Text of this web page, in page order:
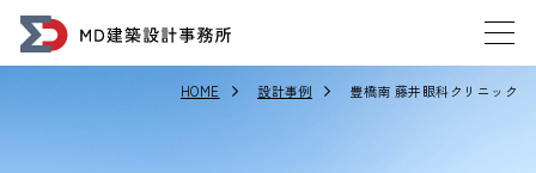
HOME 設計事例 豊橋南 藤井眼科クリニック